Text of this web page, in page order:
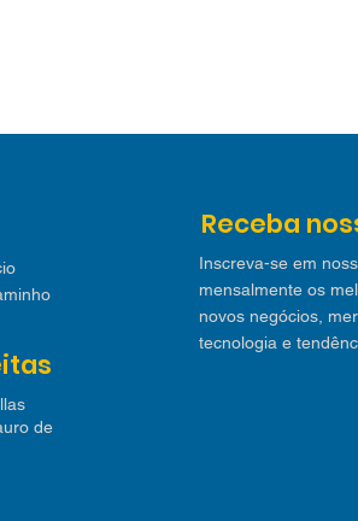
de
Receba
Inscreva-se em
mensalmente os
novos negócios,
tecnologia e